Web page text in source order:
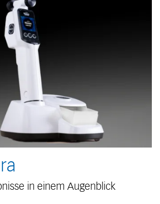
in einem Augenblick